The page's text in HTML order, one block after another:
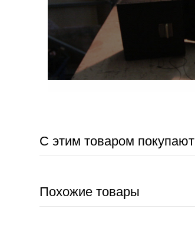
С этим товаром покупают
Похожие товары